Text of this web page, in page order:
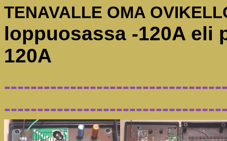
TENAVALLE OMA
loppuosassa -120A eli
120A